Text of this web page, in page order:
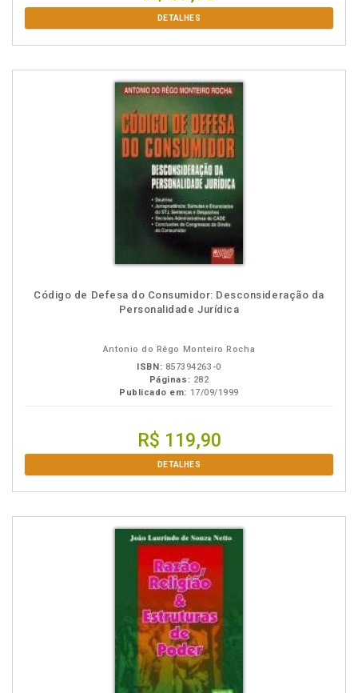
DETALHES
Código de Defesa do Consumidor: Desconsideração da
Personalidade Jurídica
Antonio do Rêgo Monteiro Rocha
ISBN: 857394263-0
Páginas: 282
Publicado em: 17/09/1999
R$ 119,90
DETALHES